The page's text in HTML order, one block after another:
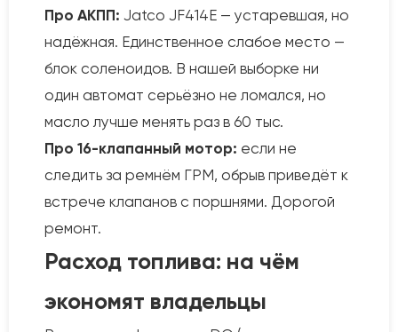
Про АКПП: Jatco JF414E — устаревшая, но
надёжная. Единственное слабое место —
блок соленоидов. В нашей выборке ни
один автомат серьёзно не ломался, но
масло лучше менять раз в 60 тыс.
Про 16-клапанный мотор: если не
следить за ремнём ГРМ, обрыв приведёт к
встрече клапанов с поршнями. Дорогой
ремонт.
Расход топлива: на чём
экономят владельцы